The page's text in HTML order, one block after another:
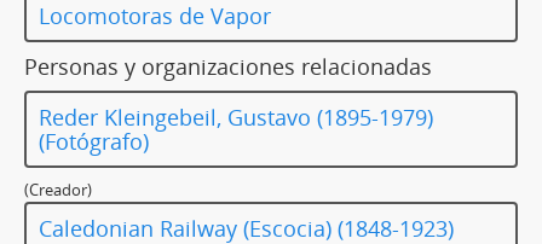
Locomotoras de Vapor
Personas y organizaciones relacionadas
Reder Kleingebeil, Gustavo (1895-1979)
(Fotógrafo)
(Creador)
Caledonian Railway (Escocia) (1848-1923)